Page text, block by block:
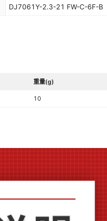
DJ7061Y-2.3-21 FW-C-6F-B
重量(g)
10